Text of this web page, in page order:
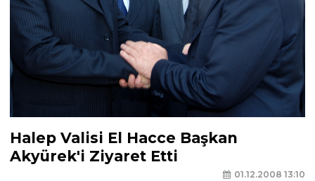
Halep Valisi El Hacce Başkan
Akyürek'i Ziyaret Etti
01.12.2008 13:10